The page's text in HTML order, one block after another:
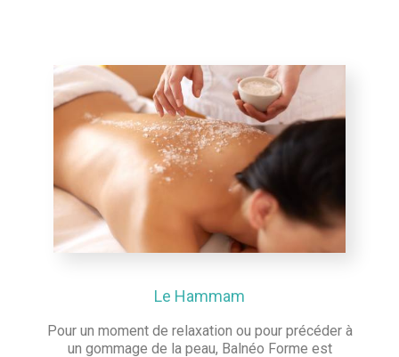
Le Hammam
Pour un moment de relaxation ou pour précéder à
un gommage de la peau, Balnéo Forme est